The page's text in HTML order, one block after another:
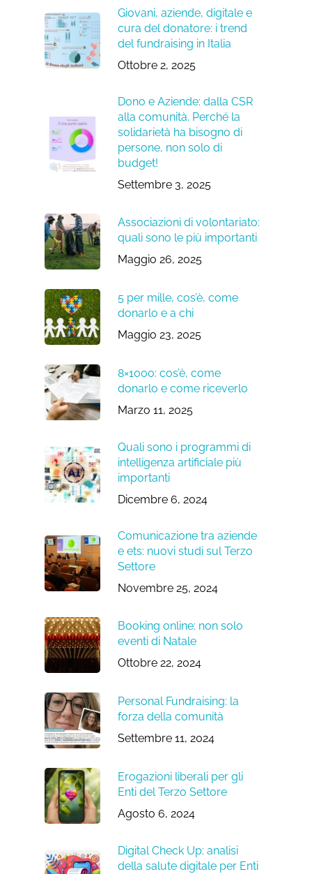
Giovani, aziende, digitale e
cura del donatore: i trend
del fundraising in Italia
Ottobre 2, 2025
Dono e Aziende: dalla CSR
alla comunità. Perché la
solidarietà ha bisogno di
persone, non solo di
budget!
Settembre 3, 2025
Associazioni di volontariato:
quali sono le più importanti
Maggio 26, 2025
5 per mille, cos’è, come
donarlo e a chi
Maggio 23, 2025
8×1000: cos’è, come
donarlo e come riceverlo
Marzo 11, 2025
Quali sono i programmi di
intelligenza artificiale più
importanti
Dicembre 6, 2024
Comunicazione tra aziende
e ets: nuovi studi sul Terzo
Settore
Novembre 25, 2024
Booking online: non solo
eventi di Natale
Ottobre 22, 2024
Personal Fundraising: la
forza della comunità
Settembre 11, 2024
Erogazioni liberali per gli
Enti del Terzo Settore
Agosto 6, 2024
Digital Check Up: analisi
della salute digitale per Enti